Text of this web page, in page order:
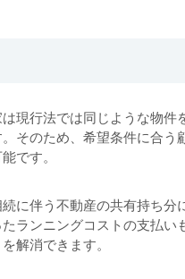
現行法では同じような物件
そのため、希望条件に合う
です。
に伴う不動産の共有持ち分
ランニングコストの支払い
解消できます。